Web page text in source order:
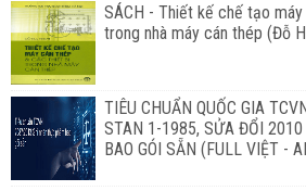
SÁCH - Thiết kế chế tạo
trong nhà máy cán thép (Đỗ
TIÊU CHUẨN QUỐC GIA
STAN 1-1985, SỬA ĐỔI
BAO GÓI SẴN (FULL VIỆT -